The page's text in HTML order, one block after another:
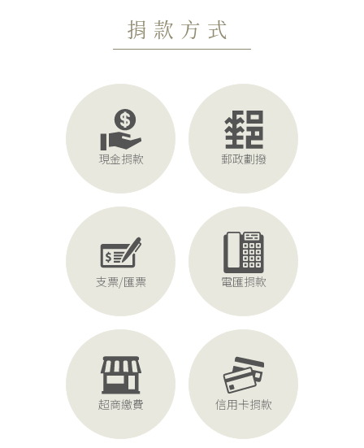
捐款方式
現金捐款 郵政劃撥
支票/匯票 電匯捐款
超商繳費 信用卡捐款